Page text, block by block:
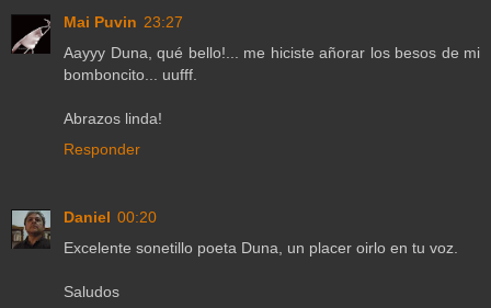
Mai Puvin 23:27
Aayyy Duna, qué bello!... me hiciste añorar los besos de mi
bomboncito... uufff.
Abrazos linda!
Responder
Daniel 00:20
Excelente sonetillo poeta Duna, un placer oirlo en tu voz.
Saludos